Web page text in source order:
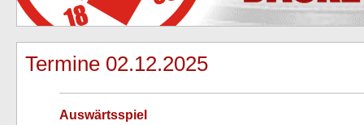
Termine 02.12.2025
Auswärtsspiel